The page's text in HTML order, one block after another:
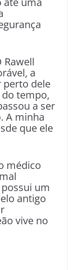
Rawell
a
perto dele
tempo,
a ser
A minha
que ele
médico
um
antigo
vive no